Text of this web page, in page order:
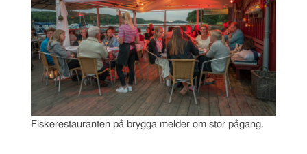
Fiskerestauranten på brygga melder om stor pågang.